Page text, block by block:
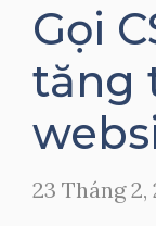
Gọi
tăng
23 Tháng 2,